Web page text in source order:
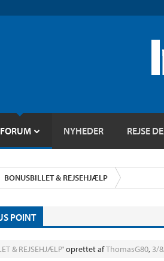
FORUM NYHEDER REJSE
BONUSBILLET & REJSEHJÆLP
POINT
& REJSEHJÆLP' oprettet afThomasG80, 3/